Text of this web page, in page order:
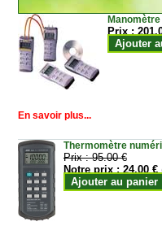
Prix :
Ajouter
En savoir plus...
Thermomètre
Prix :95.00 €
Notre prix :24.00 €
Ajouter au panier